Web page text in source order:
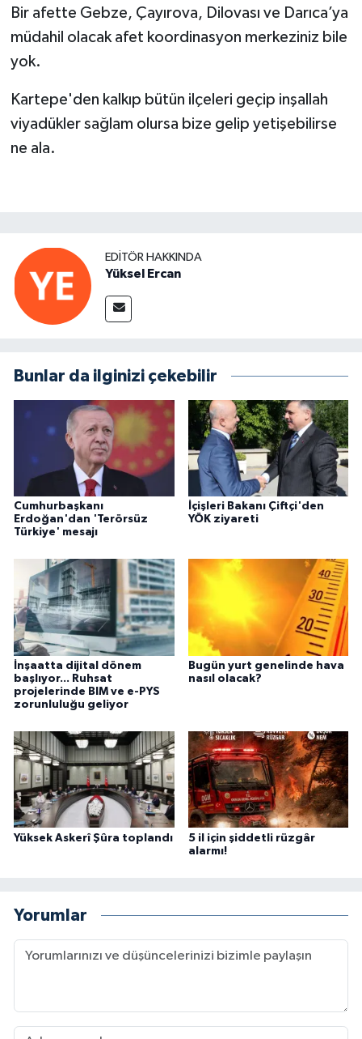
Bir afette Gebze, Çayırova, Dilovası ve Darıca’ya
müdahil olacak afet koordinasyon merkeziniz bile
yok.
Kartepe'den kalkıp bütün ilçeleri geçip inşallah
viyadükler sağlam olursa bize gelip yetişebilirse
ne ala.
EDITÖR HAKKINDA
Yüksel Ercan
Bunlar da ilginizi çekebilir
Cumhurbaşkanı
Erdoğan'dan 'Terörsüz
Türkiye' mesajı
İçişleri Bakanı Çiftçi'den
YÖK ziyareti
İnşaatta dijital dönem
başlıyor... Ruhsat
projelerinde BIM ve e-PYS
zorunluluğu geliyor
Bugün yurt genelinde hava
nasıl olacak?
Yüksek Askerî Şûra toplandı
5 il için şiddetli rüzgâr
alarmı!
Yorumlar